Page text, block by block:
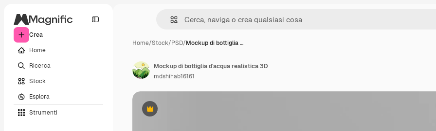
Crea
Home
Ricerca
Stock
Esplora
Strumenti
Home/Stock/PSD/Mockup di bottiglia …
Premium
Mockup di bottiglia d'acqua realistica 3D
mdshihab16161